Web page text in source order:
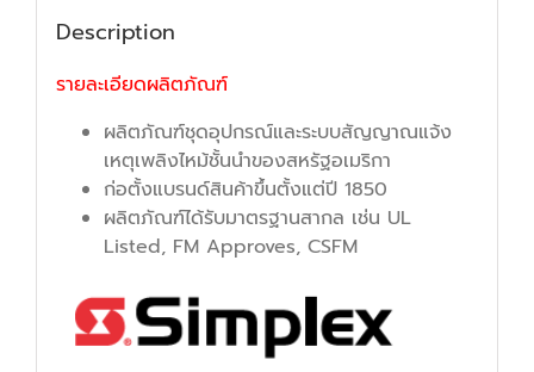
Description
รายละเอียดผลิตภัณฑ์
ผลิตภัณฑ์ชุดอุปกรณ์และระบบสัญญาณแจ้ง
เหตุเพลิงไหม้ชั้นนําของสหรัฐอเมริกา
ก่อตั้งแบรนด์สินค้าขึ้นตั้งแต่ปี 1850
ผลิตภัณฑ์ได้รับมาตรฐานสากล เช่น UL
Listed, FM Approves, CSFM